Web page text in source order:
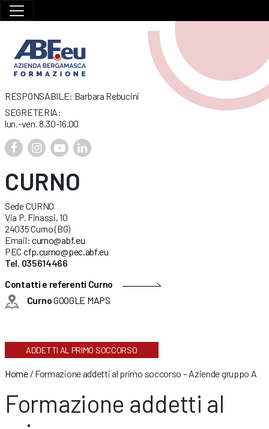
RESPONSABILE: Barbara Rebucini
SEGRETERIA:
lun.-ven. 8.30-16.00
CURNO
Sede CURNO
Via P. Finassi, 10
24035 Curno (BG)
Email: curno@abf.eu
PEC cfp.curno@pec.abf.eu
Tel. 035614466
Contatti e referenti Curno
CurnoGOOGLE MAPS
ADDETTI AL PRIMO SOCCORSO
Home/ Formazione addetti al primo soccorso – Aziende gruppo A
Formazione addetti al